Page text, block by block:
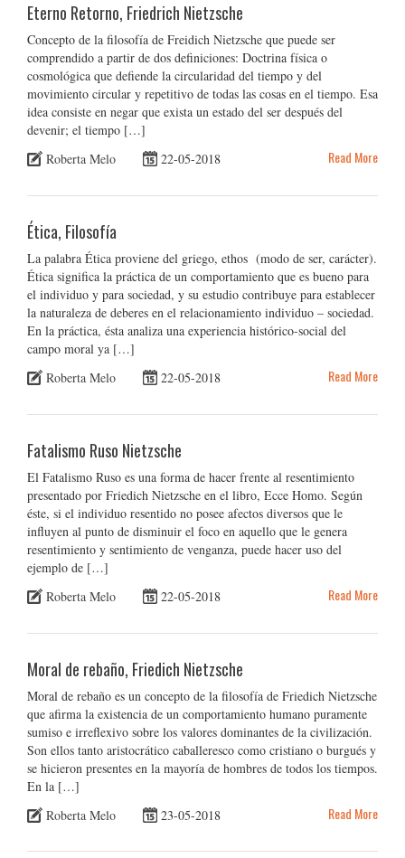
Eterno Retorno, Friedrich Nietzsche
Concepto de la filosofía de Freidich Nietzsche que puede ser
comprendido a partir de dos definiciones: Doctrina física o
cosmológica que defiende la circularidad del tiempo y del
movimiento circular y repetitivo de todas las cosas en el tiempo. Esa
idea consiste en negar que exista un estado del ser después del
devenir; el tiempo […]
Roberta Melo
22-05-2018 Read More
Ética, Filosofía
La palabra Ética proviene del griego, ethos (modo de ser, carácter).
Ética significa la práctica de un comportamiento que es bueno para
el individuo y para sociedad, y su estudio contribuye para establecer
la naturaleza de deberes en el relacionamiento individuo – sociedad.
En la práctica, ésta analiza una experiencia histórico-social del
campo moral ya […]
Roberta Melo
22-05-2018 Read More
Fatalismo Ruso Nietzsche
El Fatalismo Ruso es una forma de hacer frente al resentimiento
presentado por Friedich Nietzsche en el libro, Ecce Homo. Según
éste, si el individuo resentido no posee afectos diversos que le
influyen al punto de disminuir el foco en aquello que le genera
resentimiento y sentimiento de venganza, puede hacer uso del
ejemplo de […]
Roberta Melo
22-05-2018 Read More
Moral de rebaño, Friedich Nietzsche
Moral de rebaño es un concepto de la filosofía de Friedich Nietzsche
que afirma la existencia de un comportamiento humano puramente
sumiso e irreflexivo sobre los valores dominantes de la civilización.
Son ellos tanto aristocrático caballeresco como cristiano o burgués y
se hicieron presentes en la mayoría de hombres de todos los tiempos.
En la […]
Roberta Melo
23-05-2018 Read More